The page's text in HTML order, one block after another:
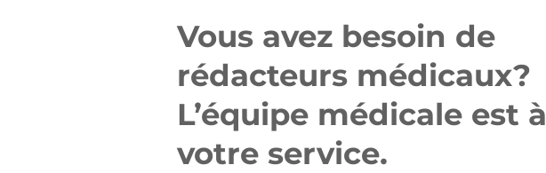
Vous avez besoin de
rédacteurs médicaux?
L’équipe médicale est à
votre service.